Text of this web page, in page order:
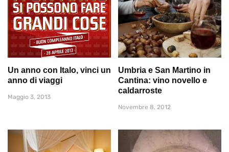
Un anno con Italo, vinci un
anno di viaggi
Maggio 3, 2013
Umbria e San Martino in
Cantina: vino novello e
caldarroste
Novembre 8, 2012